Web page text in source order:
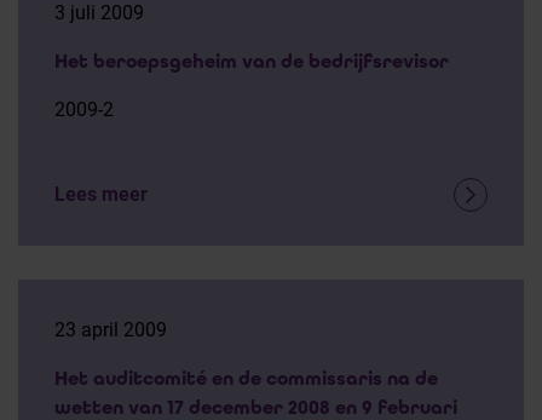
3 juli 2009
Het beroepsgeheim van de bedrijfsrevisor
2009-2
Lees meer
23 april 2009
Het auditcomité en de commissaris na de
wetten van 17 december 2008 en 9 februari